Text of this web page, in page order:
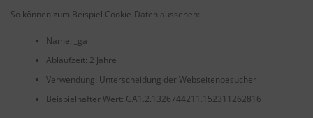
So können zum Beispiel Cookie-Daten aussehen:
Name: _ga
Ablaufzeit: 2 Jahre
Verwendung: Unterscheidung der Webseitenbesucher
Beispielhafter Wert: GA1.2.1326744211.152311262816